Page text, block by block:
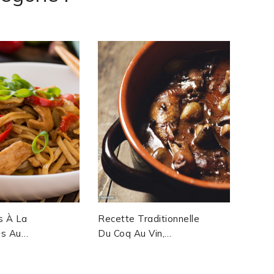
À La
Au
Recette Traditionnelle
Du Coq Au Vin,